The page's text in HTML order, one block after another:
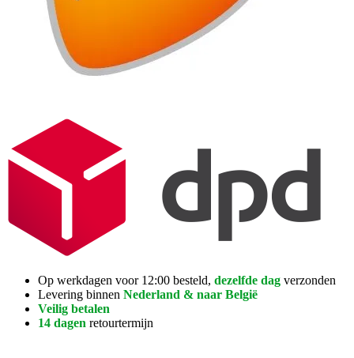
Op werkdagen voor 12:00 besteld, dezelfde dag verzonden
Levering binnen Nederland & naar België
Veilig betalen
14 dagen retourtermijn